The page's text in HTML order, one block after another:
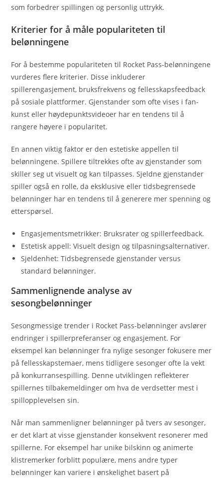
som forbedrer spillingen og personlig uttrykk.
Kriterier for å måle populariteten til
belønningene
For å bestemme populariteten til Rocket Pass-belønningene
vurderes flere kriterier. Disse inkluderer
spillerengasjement, bruksfrekvens og fellesskapsfeedback
på sosiale plattformer. Gjenstander som ofte vises i fan-
kunst eller høydepunktsvideoer har en tendens til å
rangere høyere i popularitet.
En annen viktig faktor er den estetiske appellen til
belønningene. Spillere tiltrekkes ofte av gjenstander som
skiller seg ut visuelt og kan tilpasses. Sjeldne gjenstander
spiller også en rolle, da eksklusive eller tidsbegrensede
belønninger har en tendens til å generere mer spenning og
etterspørsel.
Engasjementsmetrikker: Bruksrater og spillerfeedback.
Estetisk appell: Visuelt design og tilpasningsalternativer.
Sjeldenhet: Tidsbegrensede gjenstander versus
standard belønninger.
Sammenlignende analyse av
sesongbelønninger
Sesongmessige trender i Rocket Pass-belønninger avslører
endringer i spillerpreferanser og engasjement. For
eksempel kan belønninger fra nylige sesonger fokusere mer
på fellesskapstemaer, mens tidligere sesonger ofte la vekt
på konkurransespilling. Denne utviklingen reflekterer
spillernes tilbakemeldinger om hva de verdsetter mest i
spillopplevelsen sin.
Når man sammenligner belønninger på tvers av sesonger,
er det klart at visse gjenstander konsekvent resonerer med
spillerne. For eksempel har unike bilskinn og animerte
klistremerker forblitt populære, mens andre typer
belønninger kan variere i ønskelighet basert på